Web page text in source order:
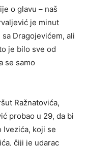
o glavu – naš
je minut
Dragojevićem, ali
je bilo sve od
se samo
Ražnatovića,
probao u 29, da bi
Ivezića, koji se
čiji je udarac